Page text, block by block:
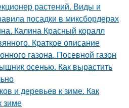
растений. Виды и
посадки в миксбордерах
Калина Красный коралл
Краткое описание
газона. Посевной газон
осенью. Как вырастить
и деревьев к зиме. Как
зиме